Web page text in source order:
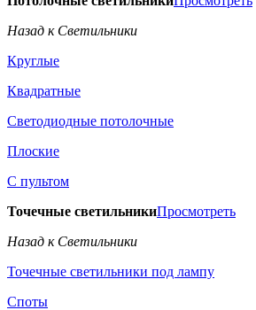
Назад к Светильники
Круглые
Квадратные
Светодиодные потолочные
Плоские
С пультом
Точечные светильникиПросмотреть
Назад к Светильники
Точечные светильники под лампу
Споты